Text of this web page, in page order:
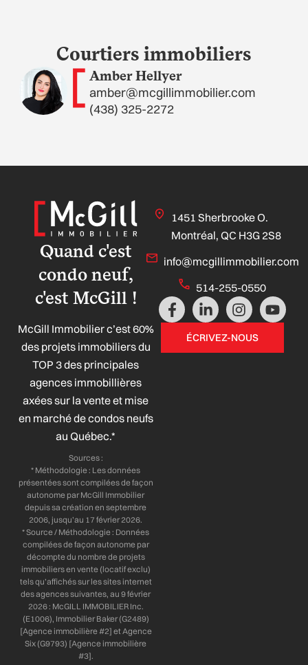
Courtiers immobiliers
Amber Hellyer
amber@mcgillimmobilier.com
(438) 325-2272
Quand c'est
condo neuf,
c'est McGill !
McGill Immobilier c’est 60%
des projets immobiliers du
TOP 3 des principales
agences immobillières
axées sur la vente et mise
en marché de condos neufs
au Québec.*
Sources :
* Méthodologie : Les données
présentées sont compilées de façon
autonome par McGill Immobilier
depuis sa création en septembre
2006, jusqu’au 17 février 2026.
* Source / Méthodologie : Données
compilées de façon autonome par
décompte du nombre de projets
immobiliers en vente (locatif exclu)
tels qu’affichés sur les sites internet
des agences suivantes, au 9 février
2026 : McGILL IMMOBILIER Inc.
(E1006), Immobilier Baker (G2489)
[Agence immobilière #2] et Agence
Six (G9793) [Agence immobilière
#3].
1451 Sherbrooke O.
Montréal, QC H3G 2S8
info@mcgillimmobilier.com
514-255-0550
F
a
L
i
n
k
I
n
s
t
Y
o
ÉCRIVEZ-NOUS